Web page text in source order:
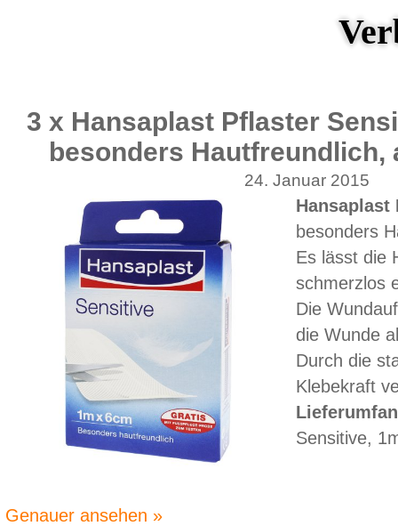
3 x Hansaplast Pflaster
besonders Hautfreundlich,
24. Januar 2015
Hansaplast
besonders
Es lässt die
schmerzlos
Die
die Wunde
Durch die
Klebekraft
Sensitive,
Genauer ansehen »